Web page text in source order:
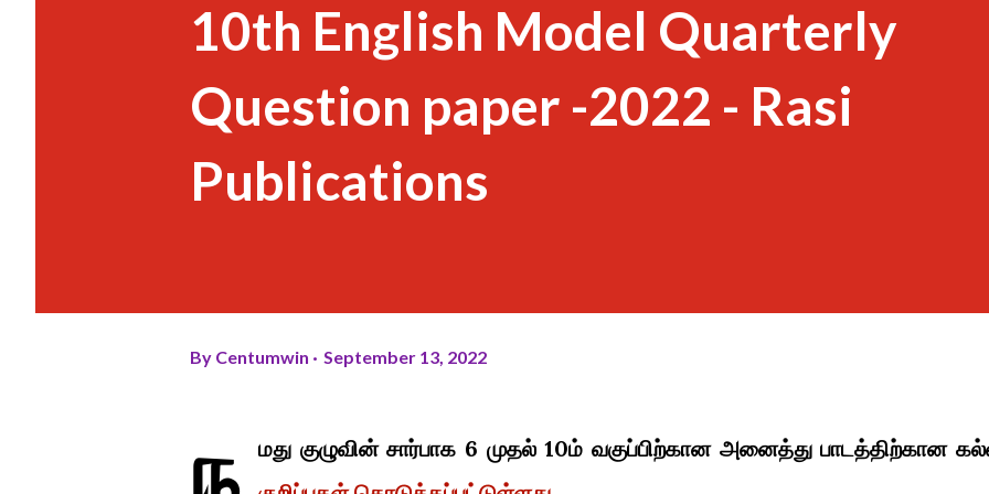
10th English Model Quarterly
Question paper -2022 - Rasi
Publications
By Centumwin September 13, 2022
ந
மது குழுவின் சார்பாக 6 முதல் 10ம் வகுப்பிற்கான அனைத்து பாடத்திற்கான